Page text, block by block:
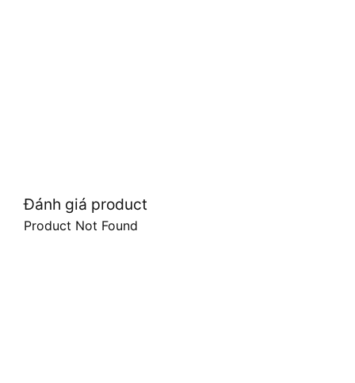
Đánh giá product
Product Not Found